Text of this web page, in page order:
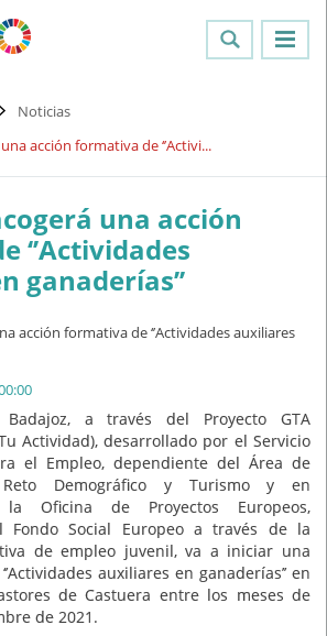
Noticias
acción formativa de ‘’Activi...
una acción
‘’Actividades
ganaderías’’
a través del Proyecto GTA
Actividad), desarrollado por el Servicio
el Empleo, dependiente del Área de
Reto Demográfico y Turismo y en
la Oficina de Proyectos Europeos,
Fondo Social Europeo a través de la
de empleo juvenil, va a iniciar una
auxiliares en ganaderías’’ en
de Castuera entre los meses de
de 2021.